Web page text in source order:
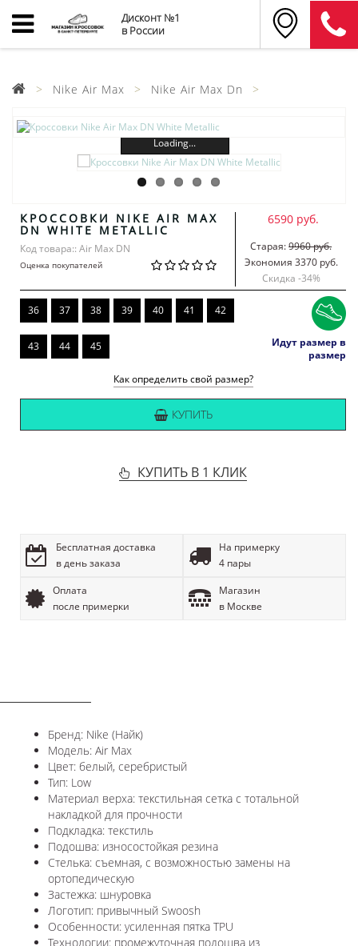
Дисконт №1
в России
Nike Air Max Nike Air Max Dn
Loading...
КРОССОВКИ NIKE AIR MAX
DN WHITE METALLIC
Код товара:: Air Max DN
Оценка покупателей
6590 руб.
Старая:9960 руб.
Экономия 3370 руб.
Скидка -34%
36 37 38 39 40 41 42
43 44 45
Идут размер в
размер
Как определить свой размер?
КУПИТЬ
КУПИТЬ В 1 КЛИК
Бесплатная доставка
в день заказа
На примерку
4 пары
Оплата
после примерки
Магазин
в Москве
Бренд: Nike (Найк)
Модель: Air Max
Цвет: белый, серебристый
Тип: Low
Материал верха: текстильная сетка с тотальной
накладкой для прочности
Подкладка: текстиль
Подошва: износостойкая резина
Стелька: съемная, с возможностью замены на
ортопедическую
Застежка: шнуровка
Логотип: привычный Swoosh
Особенности: усиленная пятка TPU
Технологии: промежуточная подошва из